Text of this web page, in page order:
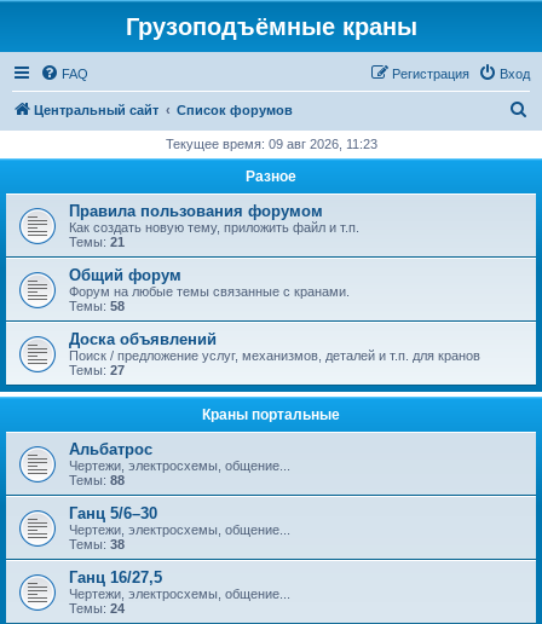
Грузоподъёмные краны
FAQ Вход
Регистрация
Центральный сайт Список форумов
с
Текущее время: 09 авг 2026, 11:23
Разное
Правила пользования форумом
Как создать новую тему, приложить файл и т.п.
Темы: 21
Общий форум
Форум на любые темы связанные с кранами.
Темы: 58
Доска объявлений
Поиск / предложение услуг, механизмов, деталей и т.п. для кранов
Темы: 27
Краны портальные
Альбатрос
Чертежи, электросхемы, общение...
Темы: 88
Ганц 5/6–30
Чертежи, электросхемы, общение...
Темы: 38
Ганц 16/27,5
Чертежи, электросхемы, общение...
Темы: 24